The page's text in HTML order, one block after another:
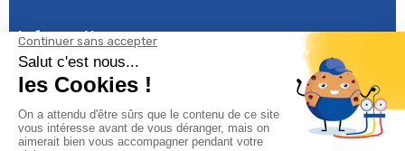
Informations
Climservice 
Informations 